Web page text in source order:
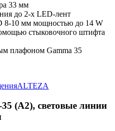
33 мм
до 2-х LED-лент
8-10 мм мощностью до 14 W
стыковочного штифта
плафоном Gamma 35
ALTEZA
(А2), световые линии